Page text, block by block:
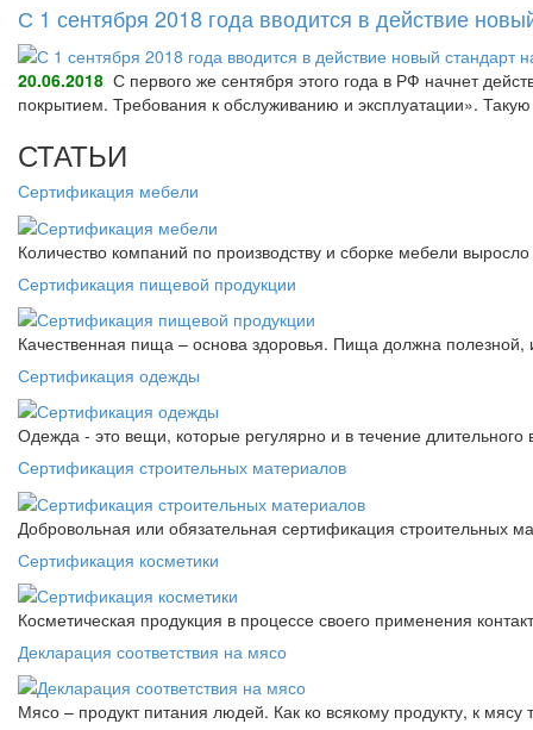
С 1 сентября 2018 года вводится в действие
20.06.2018 С первого же сентября этого года в РФ начнет
покрытием. Требования к обслуживанию и эксплуатации».
СТАТЬИ
Сертификация мебели
Количество компаний по производству и сборке мебели
Сертификация пищевой продукции
Качественная пища – основа здоровья. Пища должна
Сертификация одежды
Одежда - это вещи, которые регулярно и в течение
Сертификация строительных материалов
Добровольная или обязательная сертификация строительных
Сертификация косметики
Косметическая продукция в процессе своего применения
Декларация соответствия на мясо
Мясо – продукт питания людей. Как ко всякому продукту, к мясу